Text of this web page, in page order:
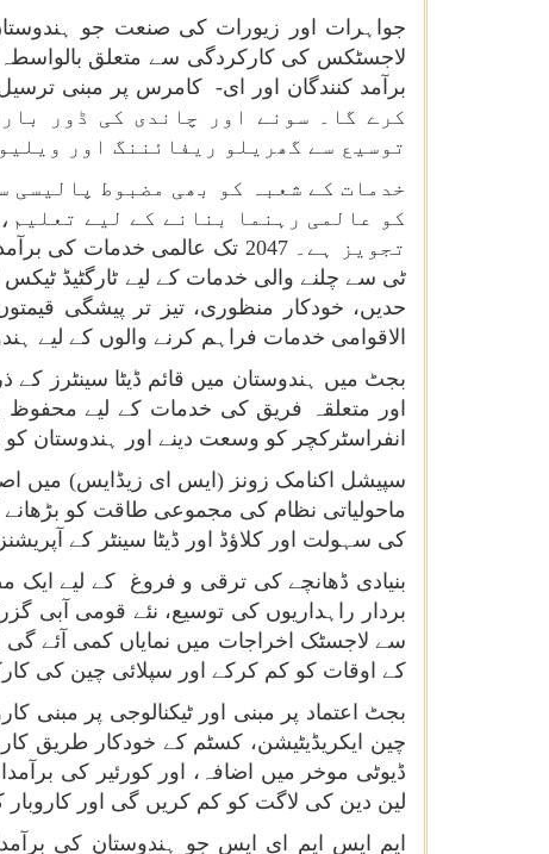
جواہرات اور زیورات کی صنعت جو
کرے گا۔ سونے اور چاندی کی ڈور
توسیع سے گھریلو ریفائننگ اور
خدمات کے شعبہ کو بھی مضبوط پالیسی
کو عالمی رہنما بنانے کے لیے
ٹی سے چلنے والی خدمات کے لیے ٹارگٹیڈ
حدیں، خودکار منظوری، تیز تر پیشگی
الاقوامی خدمات فراہم کرنے والوں کے
اور متعلقہ فریق کی خدمات کے لیے محفوظ
انفراسٹرکچر کو وسعت دینے اور ہندوستان
سپیشل اکنامک زونز (ایس ای زیڈایس) میں
ماحولیاتی نظام کی مجموعی طاقت کو
کی سہولت اور کلاؤڈ اور ڈیٹا سینٹر کے
بنیادی ڈھانچے کی ترقی و فروغ کے لیے
بردار راہداریوں کی توسیع، نئے قومی آبی
سے لاجسٹک اخراجات میں نمایاں کمی آئے گی
کے اوقات کو کم کرکے اور سپلائی چین کی
بجٹ اعتماد پر مبنی اور ٹیکنالوجی پر مبنی
چین ایکریڈیٹیشن، کسٹم کے خودکار طریق
ڈیوٹی موخر میں اضافہ، اور کورئیر کی
لین دین کی لاگت کو کم کریں گی اور